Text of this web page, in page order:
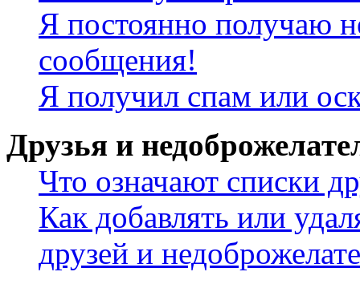
Я постоянно получаю
сообщения!
Я получил спам или
Друзья и
Что означают списки
Как добавлять или
друзей и